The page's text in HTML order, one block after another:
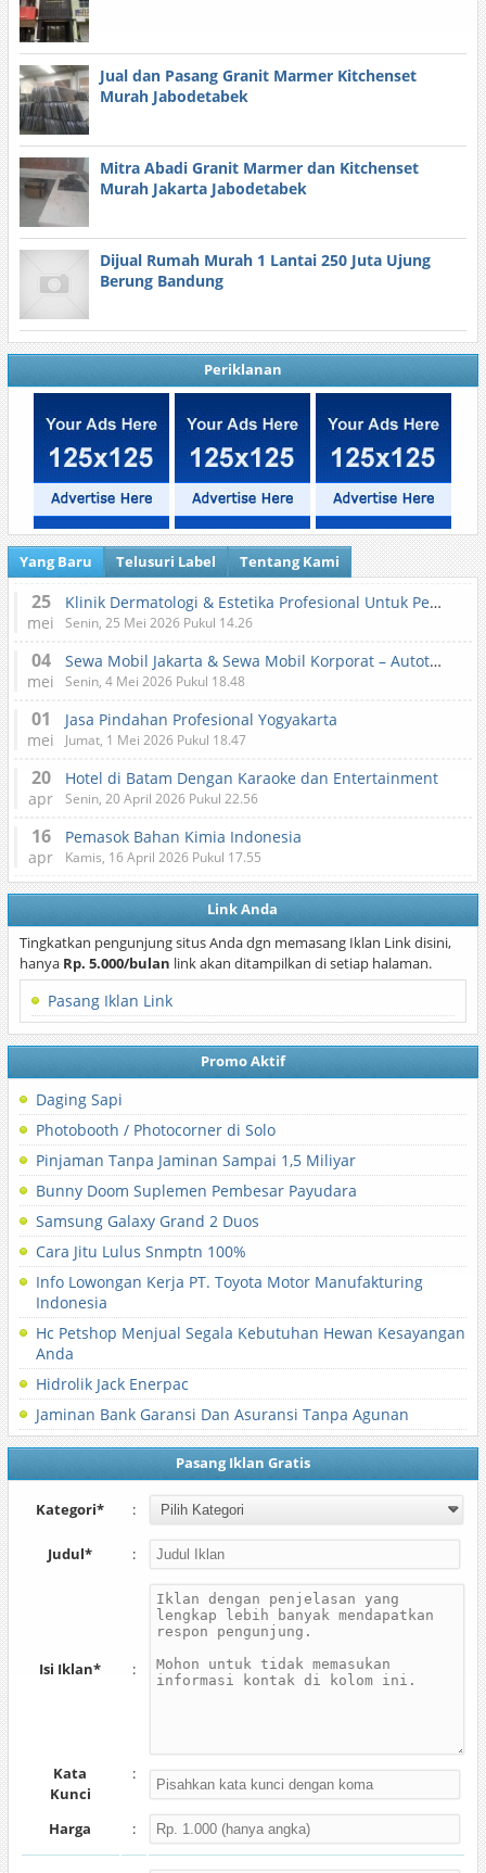
Jual dan Pasang Granit Marmer Kitchenset
Murah Jabodetabek
Mitra Abadi Granit Marmer dan Kitchenset
Murah Jakarta Jabodetabek
Dijual Rumah Murah 1 Lantai 250 Juta Ujung
Berung Bandung
Periklanan
Yang Baru Telusuri Label Tentang Kami
25
mei
Klinik Dermatologi & Estetika Profesional Untuk Perawatan Kulit dan Kecantikan
Senin, 25 Mei 2026 Pukul 14.26
04
mei
Sewa Mobil Jakarta & Sewa Mobil Korporat – Autotranz Indonesia
Senin, 4 Mei 2026 Pukul 18.48
01
mei
Jasa Pindahan Profesional Yogyakarta
Jumat, 1 Mei 2026 Pukul 18.47
20
apr
Hotel di Batam Dengan Karaoke dan Entertainment
Senin, 20 April 2026 Pukul 22.56
16
apr
Pemasok Bahan Kimia Indonesia
Kamis, 16 April 2026 Pukul 17.55
Link Anda
Tingkatkan pengunjung situs Anda dgn memasang Iklan Link disini,
hanya Rp. 5.000/bulan link akan ditampilkan di setiap halaman.
Pasang Iklan Link
Promo Aktif
Daging Sapi
Photobooth / Photocorner di Solo
Pinjaman Tanpa Jaminan Sampai 1,5 Miliyar
Bunny Doom Suplemen Pembesar Payudara
Samsung Galaxy Grand 2 Duos
Cara Jitu Lulus Snmptn 100%
Info Lowongan Kerja PT. Toyota Motor Manufakturing
Indonesia
Hc Petshop Menjual Segala Kebutuhan Hewan Kesayangan
Anda
Hidrolik Jack Enerpac
Jaminan Bank Garansi Dan Asuransi Tanpa Agunan
Pasang Iklan Gratis
Kategori* :
Judul* :
Isi Iklan* :
Kata
Kunci
:
Harga :